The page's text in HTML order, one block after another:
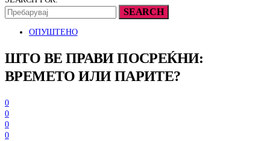
SEARCH
ОПУШТЕНО
ШТО ВЕ ПРАВИ ПОСРЕЌНИ:
ВРЕМЕТО ИЛИ ПАРИТЕ?
0
0
0
0